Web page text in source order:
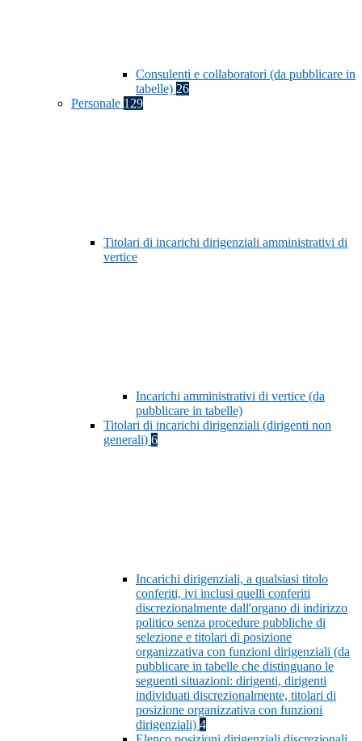
Consulenti e collaboratori (da pubblicare in
tabelle) 26
Personale 129
Titolari di incarichi dirigenziali amministrativi di
vertice
Incarichi amministrativi di vertice (da
pubblicare in tabelle)
Titolari di incarichi dirigenziali (dirigenti non
generali) 6
Incarichi dirigenziali, a qualsiasi titolo
conferiti, ivi inclusi quelli conferiti
discrezionalmente dall'organo di indirizzo
politico senza procedure pubbliche di
selezione e titolari di posizione
organizzativa con funzioni dirigenziali (da
pubblicare in tabelle che distinguano le
seguenti situazioni: dirigenti, dirigenti
individuati discrezionalmente, titolari di
posizione organizzativa con funzioni
dirigenziali) 4